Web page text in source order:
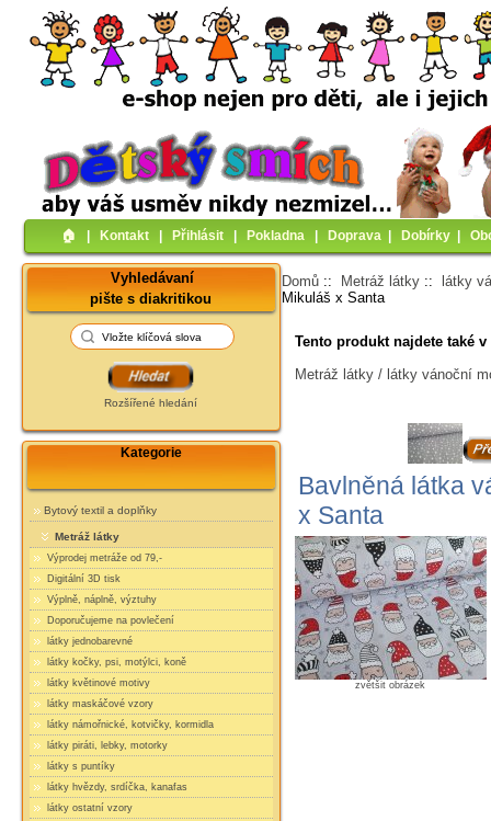
🏠︎ Kontakt Přihlásit Pokladna Doprava Dobírky
Vyhledávaní
pište s diakritikou
Rozšířené hledání
Kategorie
Bytový textil a doplňky
Metráž látky
Výprodej metráže od 79,-
Digitální 3D tisk
Výplně, náplně, výztuhy
Doporučujeme na povlečení
látky jednobarevné
látky kočky, psi, motýlci, koně
látky květinové motivy
látky maskáčové vzory
látky námořnické, kotvičky, kormidla
látky piráti, lebky, motorky
látky s puntíky
látky hvězdy, srdíčka, kanafas
látky ostatní vzory
Domů :: Metráž látky ::
látky
Mikuláš x Santa
Tento produkt najdete také
Metráž látky / látky vánoční
Bavlněná látka
x Santa
zvětšit obrázek